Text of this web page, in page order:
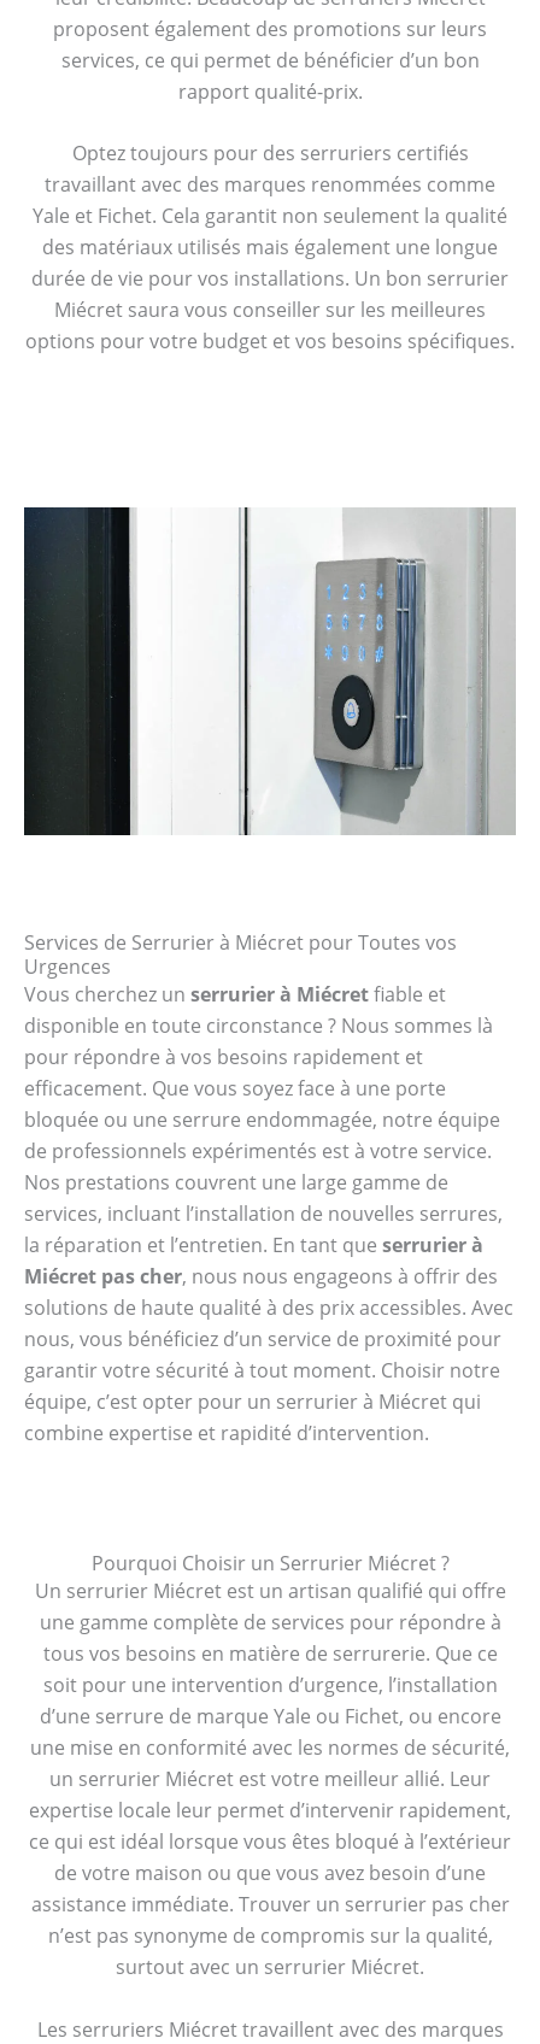
proposent également des promotions sur leurs
services, ce qui permet de bénéficier d’un bon
rapport qualité-prix.
Optez toujours pour des serruriers certifiés
travaillant avec des marques renommées comme
Yale et Fichet. Cela garantit non seulement la qualité
des matériaux utilisés mais également une longue
durée de vie pour vos installations. Un bon serrurier
Miécret saura vous conseiller sur les meilleures
options pour votre budget et vos besoins spécifiques.
Services de Serrurier à Miécret pour Toutes vos
Urgences
Vous cherchez un serrurier à Miécretfiable et
disponible en toute circonstance ? Nous sommes là
pour répondre à vos besoins rapidement et
efficacement. Que vous soyez face à une porte
bloquée ou une serrure endommagée, notre équipe
de professionnels expérimentés est à votre service.
Nos prestations couvrent une large gamme de
services, incluant l’installation de nouvelles serrures,
la réparation et l’entretien. En tant que serrurier à
Miécret pas cher, nous nous engageons à offrir des
solutions de haute qualité à des prix accessibles. Avec
nous, vous bénéficiez d’un service de proximité pour
garantir votre sécurité à tout moment. Choisir notre
équipe, c’est opter pour un serrurier à Miécret qui
combine expertise et rapidité d’intervention.
Pourquoi Choisir un Serrurier Miécret ?
Un serrurier Miécret est un artisan qualifié qui offre
une gamme complète de services pour répondre à
tous vos besoins en matière de serrurerie. Que ce
soit pour une intervention d’urgence, l’installation
d’une serrure de marque Yale ou Fichet, ou encore
une mise en conformité avec les normes de sécurité,
un serrurier Miécret est votre meilleur allié. Leur
expertise locale leur permet d’intervenir rapidement,
ce qui est idéal lorsque vous êtes bloqué à l’extérieur
de votre maison ou que vous avez besoin d’une
assistance immédiate. Trouver un serrurier pas cher
n’est pas synonyme de compromis sur la qualité,
surtout avec un serrurier Miécret.
Les serruriers Miécret travaillent avec des marques